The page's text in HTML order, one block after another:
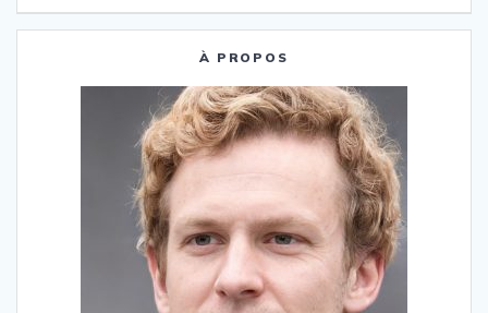
À PROPOS